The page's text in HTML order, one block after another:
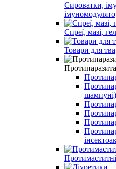
Сироватки,
Спреї, мазі,
Товари для
шампуні)
Протимаститні